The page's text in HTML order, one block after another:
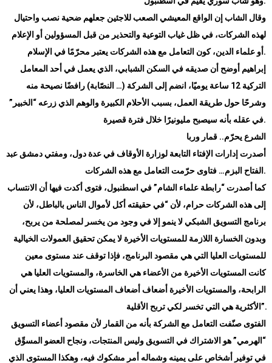
وقال الشاب إن الواقع المعيشي الصعب للاجئين جعلهم ضحية نصب واحتيال
لهذه الشركات، في ظل غياب التوعية والتحذير من قبل المسؤولين أو الإعلام
أو علماء الدين، كون التعامل مع هذه الشركات يعتبر محرّمًا في الإسلام .
إبراهيم أوضح أن صديقه في السكن الشبابي، الذي يعمل في أحد المعامل
التركية 12 ساعة يوميًا، انضم إلى الشركة (… النصّابة) رافضًا نصيحة منه
وشرحًا حول طريقة العمل، بسبب الأحلام الكبيرة والوهم الذي زرعه “الخبير”
في عقله بأنه سيصبح مليونيرًا خلال فترة قصيرة.
الشرع يحرّم.. قمار وربا
أصدرت إدارات الإفتاء التابعة لوزارة الأوقاف في عدة دول، ومفتي دمشق عبد
الفتاح البزم… فتاوى حرّمت التعامل مع هذه الشركات .
كما أصدرت “رابطة علماء الشام” في اسطنبول، فتوى أكدت فيها أن الانتساب
إلى هذه الشركات حرام، لأن “في حقيقته أكل لأموال الناس بالباطل، لأن
برنامج التسويق الشبكي لا ينمو إلا في وجود من يخسر لمصلحة من يربح،
وبدون الخسارة اللازمة للمستويات الأخيرة لا يمكن تحقيق العمولات الخيالية
للمستويات العليا التي هي مقصود البرنامج، فإذا توقف عند مستوى معين
كانت المستويات الأخيرة من الأعضاء هي الخاسرة، والمستويات العليا هي
الرابحة، والمستويات الأخيرة أضعاف أضعاف المستويات العليا، وهذا يعني أن
الأكثرية هي التي تخسر لكي تربح الأقلية ”.
الفتوى صنّفت التعامل مع الشركة بأنه من القمار لأن مقصود أعضاء التسويق
“الهرمي” هو الاشتراك في التسويق وليس المنتجات، ونجاح العضو المسوِّق
في توفير أشخاص على يمينه وشماله أمر مشكوك فيه، وهكذا المستوى الذي